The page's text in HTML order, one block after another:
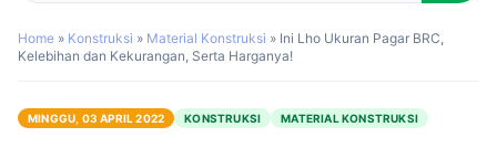
Home » Konstruksi » Material Konstruksi » Ini Lho Ukuran Pagar BRC,
Kelebihan dan Kekurangan, Serta Harganya!
MINGGU, 03 APRIL 2022 KONSTRUKSI MATERIAL KONSTRUKSI